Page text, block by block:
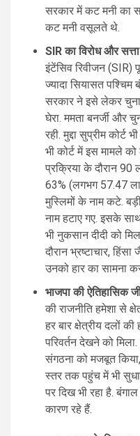
सरकार में कट मनी का
कट मनी वसूलते थे.
SIR का विरोध और
इंटेंसिव रिवीजन
ज्यादा सियासत पश्चिम
सरकार ने इसे लेकर
घेरा. ममता बनर्जी और
रही. मुद्दा सुप्रीम
भी कोर्ट में इस मामले
प्रक्रिया के दौरान 90
63% (लगभग 57.47
मुस्लिमों के नाम कटे.
नाम हटाए गए. इसके साथ
भी नुकसान दीदी को
दौरान भ्रष्टाचार,
उनको हार का सामना
भाजपा की ऐतिहासिक
की राजनीति हमेशा से
हर बार क्षेत्रीय दलों की
परिवर्तन देखने को
संगठना को मजबूत
स्तर तक पहुंच में भी
पर दिख भी रहा है.
कारण रहे हैं.